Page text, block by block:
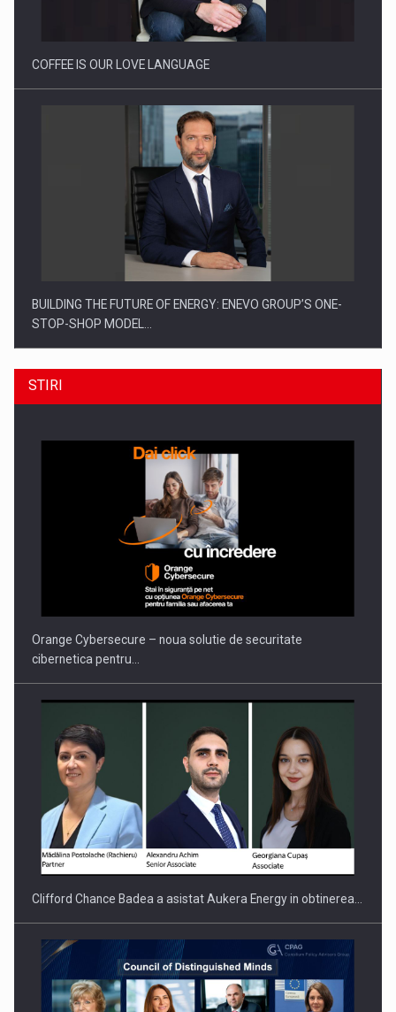
Investitii Digitalizare
COFFEE IS OUR LOVE LANGUAGE
BUILDING THE FUTURE OF ENERGY: ENEVO GROUP’S ONE-
STOP-SHOP MODEL…
ROOTED IN ROMANIA, BUILT TO DELIVER TECHNOLOGY FOR
PUTTING ROMANIAN CORPORATE COMPANIES ON THE
INTERNATIONAL BUSINESS SCENE
STIRI
Orange Cybersecure – noua solutie de securitate
cibernetica pentru…
Clifford Chance Badea a asistat Aukera Energy in obtinerea…